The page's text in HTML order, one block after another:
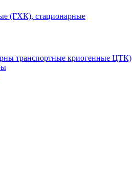
(ГХК), стационарные
транспортные криогенные ЦТК)